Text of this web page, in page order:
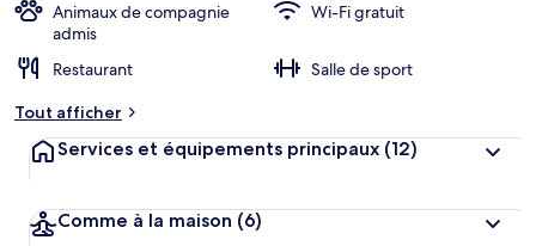
Animaux de compagnie
admis
Wi-Fi gratuit
Restaurant
Salle de sport
Tout afficher
Services et équipements principaux (12)
Comme à la maison (6)